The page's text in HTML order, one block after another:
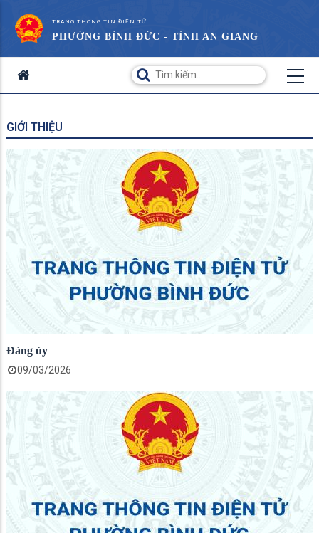
TRANG THÔNG TIN ĐIỆN TỬ
PHƯỜNG BÌNH ĐỨC - TỈNH AN GIANG
GIỚI THIỆU
Đảng ủy
09/03/2026